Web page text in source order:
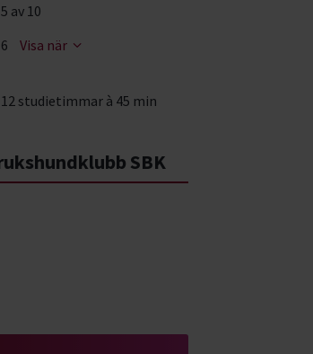
5 av 10
6 Visa när
12 studietimmar à 45 min
SBK